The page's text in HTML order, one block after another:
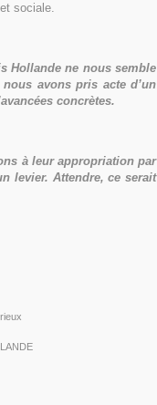
sociale.
Hollande ne nous semble
avons pris acte d’un
concrètes.
à leur appropriation par
levier. Attendre, ce serait